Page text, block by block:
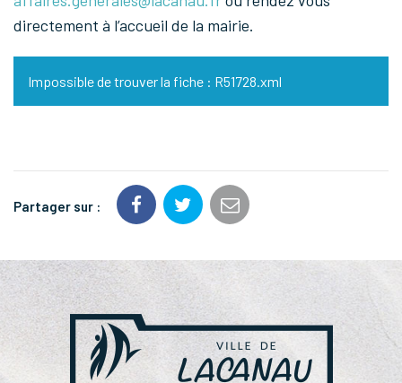
directement à l’accueil de la mairie.
Impossible de trouver la fiche : R51728.xml
Partager sur :